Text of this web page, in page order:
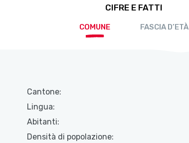
CIFRE E FATTI
COMUNE FASCIA D’ETÀ
Cantone:
Lingua:
Abitanti:
Densità di popolazione: